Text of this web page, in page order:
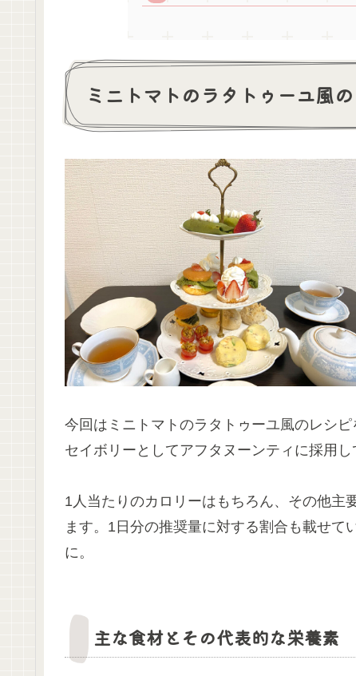
ミニトマトのラタトゥーユ風
今回はミニトマトのラタトゥーユ風のレシピ
セイボリーとしてアフタヌーンティに採用し
1人当たりのカロリーはもちろん、その他主
ます。1日分の推奨量に対する割合も載せて
に。
主な食材とその代表的な栄養素